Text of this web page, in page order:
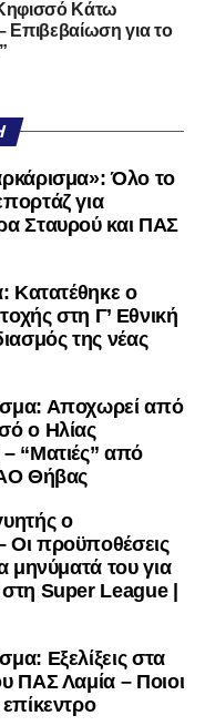
Newsγια να
στην Ελλάδα και τον
Κάτω
Επιβεβαίωση για το
Όλο το
για
Σταυρού και ΠΑΣ
Κατατέθηκε ο
στη Γ’ Εθνική
της νέας
Αποχωρεί από
ο Ηλίας
“Ματιές” από
Θήβας
ο
προϋποθέσεις
μηνύματά του για
Super League |
Εξελίξεις στα
ΠΑΣ Λαμία – Ποιοι